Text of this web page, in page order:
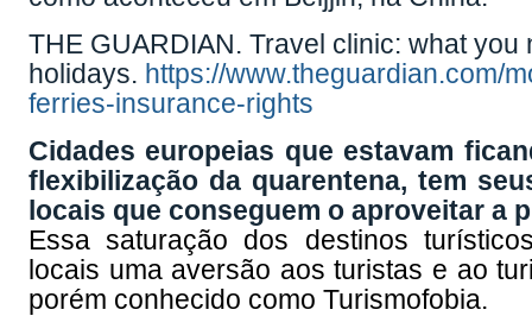
THE GUARDIAN. Travel clinic: what
holidays. https://www.theguardian.com/
ferries-insurance-rights
Cidades europeias que estavam
flexibilização da quarentena, tem
locais que conseguem o aproveitar a
Essa saturação dos destinos
locais uma aversão aos turistas e ao
porém conhecido como Turismofobia.